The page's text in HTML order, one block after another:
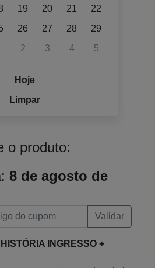
19 20 21
22
26 27 28
29
2 3 4 5
Hoje
Limpar
o produto:
8 de agosto de
Validar
INGRESSO +